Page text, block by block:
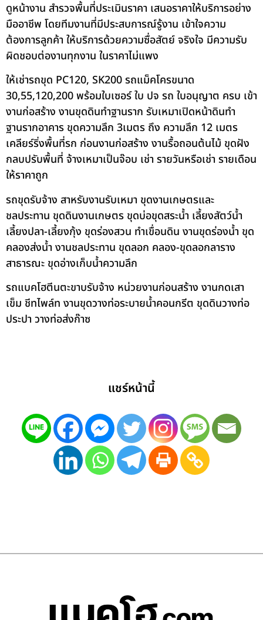
ดูหน้างาน สำรวจพื้นที่ประเมินราคา เสนอราคาให้บริการอย่าง
มืออาชีพ โดยทีมงานที่มีประสบการณ์รู้งาน เข้าใจความ
ต้องการลูกค้า ให้บริการด้วยความซื่อสัตย์ จริงใจ มีความรับ
ผิดชอบต่องานทุกงาน ในราคาไม่แพง
ให้เช่ารถขุด PC120, SK200 รถแม็คโครขนาด
30,55,120,200 พร้อมใบเซอร์ ใบ ปจ รถ ใบอนุญาต ครบ เข้า
งานก่อสร้าง งานขุดดินทำฐานราก รับเหมาเปิดหน้าดินทำ
ฐานรากอาคาร ขุดความลึก 3เมตร ถึง ความลึก 12 เมตร
เคลียร์ริ่งพื้นที่รก ก่อนงานก่อสร้าง งานรื้อถอนต้นไม้ ขุดฝัง
กลบปรับพื้นที่ จ้างเหมาเป็นจ๊อบ เช่า รายวันหรือเช่า รายเดือน
ให้ราคาถูก
รถขุดรับจ้าง สาหรับงานรับเหมา ขุดงานเกษตรและ
ชลประทาน ขุดดินงานเกษตร ขุดบ่อขุดสระน้ำ เลี้ยงสัตว์น้ำ
เลี้ยงปลา-เลี้ยงกุ้ง ขุดร่องสวน ทำเขื่อนดิน งานขุดร่องน้ำ ขุด
คลองส่งน้ำ งานชลประทาน ขุดลอก คลอง-ขุดลอกลาราง
สาธารณะ ขุดอ่างเก็บน้ำความลึก
รถแบคโฮตีนตะขาบรับจ้าง หน่วยงานก่อนสร้าง งานกดเสา
เข็ม ชีทไพล์ท งานขุดวางท่อระบายน้ำคอนกรีต ขุดดินวางท่อ
ประปา วางท่อส่งก๊าซ
แชร์หน้านี้